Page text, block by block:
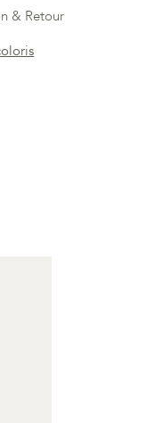
& Retour